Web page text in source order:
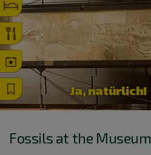
Ja, natürlich!
Fossils at the Museum